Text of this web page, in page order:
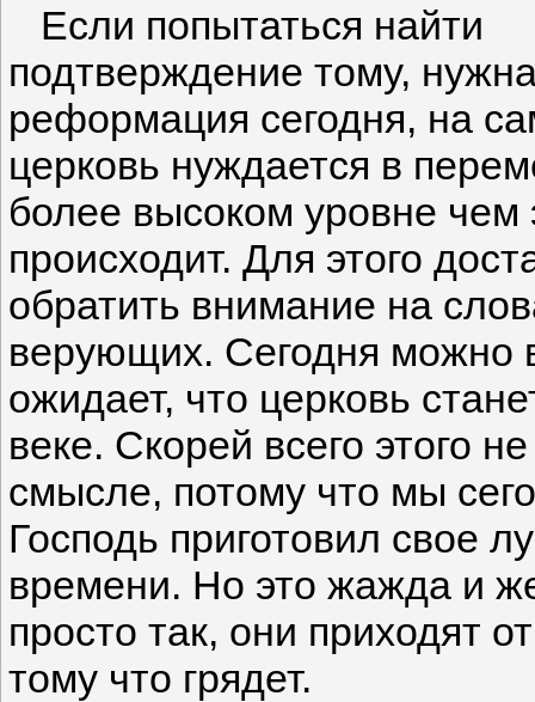
Если попытаться найти
подтверждение тому,
реформация сегодня, на
церковь нуждается в
более высоком уровне чем
происходит. Для этого
обратить внимание на
верующих. Сегодня можно
ожидает, что церковь
веке. Скорей всего этого
смысле, потому что мы
Господь приготовил свое
времени. Но это жажда и
просто так, они приходят
тому что грядет.